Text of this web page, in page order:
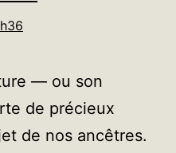
— ou son
de précieux
de nos ancêtres.